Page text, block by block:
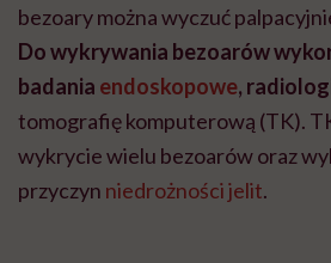
bezoary można wyczuć
Do wykrywania bezoarów
badania endoskopowe,
tomografię komputerową (TK).
wykrycie wielu bezoarów oraz
przyczyn niedrożności jelit.